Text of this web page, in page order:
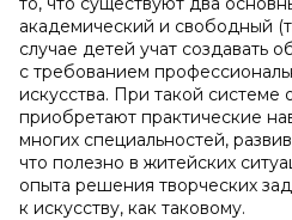
академический и свободный
случае детей учат создавать
с требованием
искусства. При такой системе
приобретают практические
многих специальностей,
что полезно в житейских
опыта решения творческих
к искусству, как таковому.